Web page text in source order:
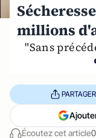
millions
"Sans
Écoutez cet article
PARTAGER